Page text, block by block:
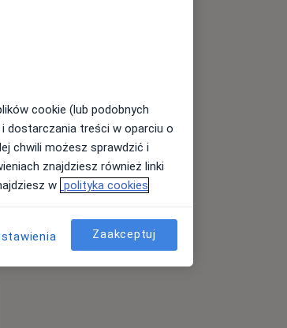
cookie (lub podobnych
dostarczania treści w oparciu o
chwili możesz sprawdzić i
znajdziesz również linki
w polityka cookies
Zaakceptuj